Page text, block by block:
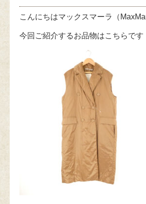
こんにちはマックスマーラ（
今回ご紹介するお品物はこちらです